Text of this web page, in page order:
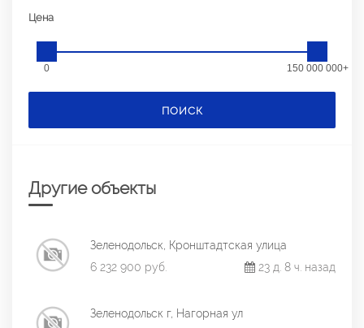
Цена
0 150 000 000+
ПОИСК
Другие объекты
Зеленодольск, Кронштадтская улица
6 232 900 руб.
23 д. 8 ч. назад
Зеленодольск г, Нагорная ул